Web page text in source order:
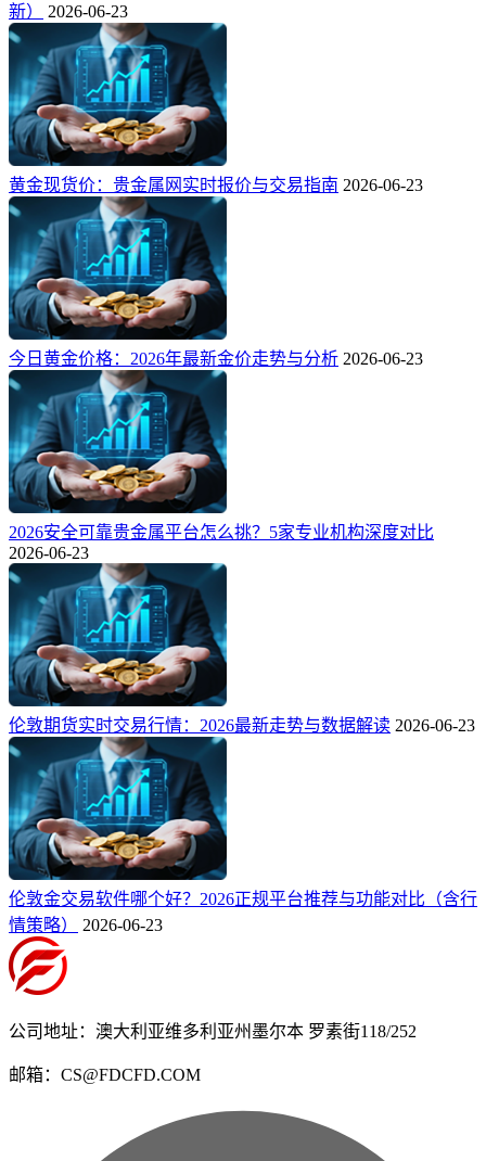
新）
2026-06-23
黄金现货价：贵金属网实时报价与交易指南 2026-06-23
今日黄金价格：2026年最新金价走势与分析 2026-06-23
2026安全可靠贵金属平台怎么挑？5家专业机构深度对比
2026-06-23
伦敦期货实时交易行情：2026最新走势与数据解读 2026-06-23
伦敦金交易软件哪个好？2026正规平台推荐与功能对比（含行
情策略）
2026-06-23
公司地址：澳大利亚维多利亚州墨尔本 罗素街118/252
邮箱：CS@FDCFD.COM